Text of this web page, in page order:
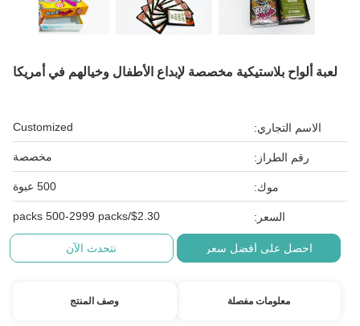
لعبة ألواح بلاستيكية مخصصة لإبداع الأطفال وخيالهم في أمريكا
الاسم التجاري: Customized
رقم الطراز: مخصصة
موك: 500 عبوة
السعر: $2.30/packs 500-2999 packs
احصل على أفضل سعر نتحدث الآن
معلومات مفصلة وصف المنتج